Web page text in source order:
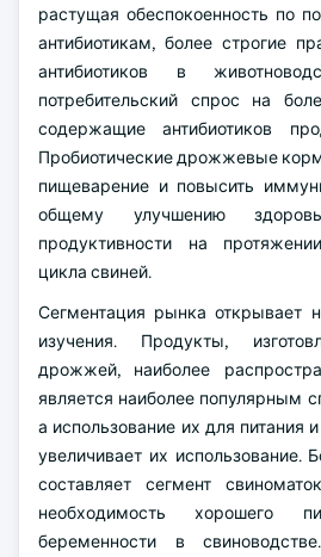
растущая обеспокоенность по
антибиотикам, более строгие
антибиотиков в
потребительский спрос на
содержащие антибиотиков
Пробиотические дрожжевые
пищеварение и повысить
общему улучшению
продуктивности на
цикла свиней.
Сегментация рынка открывает
изучения. Продукты,
дрожжей, наиболее
является наиболее популярным
а использование их для питания
увеличивает их использование.
составляет сегмент
необходимость хорошего
беременности в